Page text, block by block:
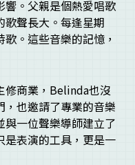
響。父親是個熱愛唱歌
歌聲長大。每逢星期
。這些音樂的記憶，
修商業，Belinda也沒
，也邀請了專業的音樂
一位聲樂導師建立了
是表演的工具，更是一